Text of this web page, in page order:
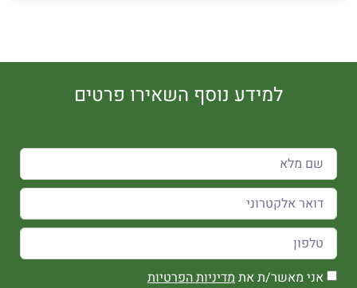
למידע נוסף השאירו פרטים
אני מאשר/ת את מדיניות הפרטיות